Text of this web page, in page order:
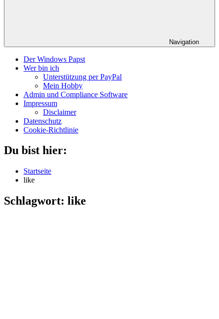
Navigation
Der Windows Papst
Wer bin ich
Unterstützung per PayPal
Mein Hobby
Admin und Compliance Software
Impressum
Disclaimer
Datenschutz
Cookie-Richtlinie
Du bist hier:
Startseite
like
Schlagwort: like